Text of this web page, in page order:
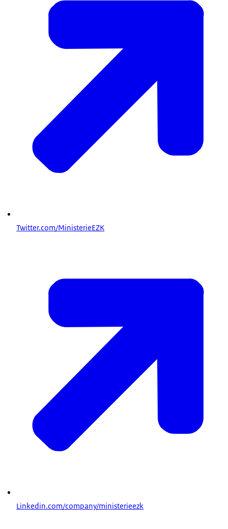
Twitter.com/MinisterieEZK
Linkedin.com/company/ministerieezk